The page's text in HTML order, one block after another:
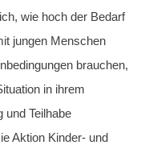
wie hoch der Bedarf
jungen Menschen
brauchen,
in ihrem
und Teilhabe
Aktion Kinder- und